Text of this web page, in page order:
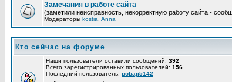
Замечания в работе сайта
(заметили неисправность, некорректную работу сайта -
Модераторы kostia Anna
Кто сейчас на форуме
Наши пользователи оставили сообщений: 392
Всего зарегистрированных пользователей: 156
Последний пользователь: pobaji5142